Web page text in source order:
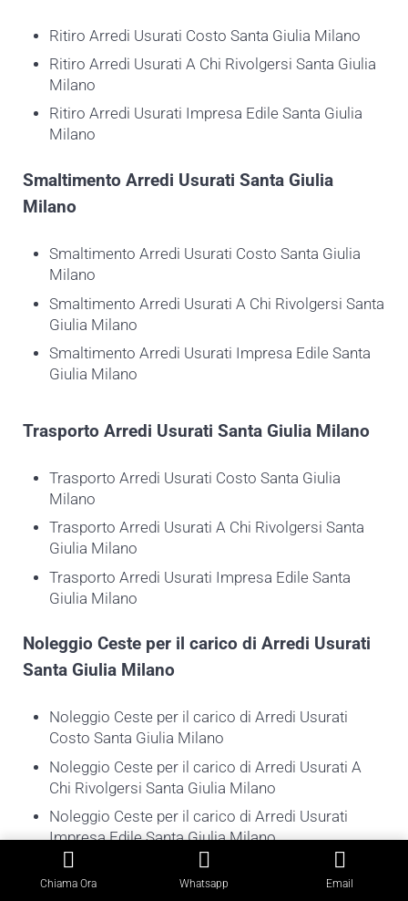
Ritiro Arredi Usurati Costo Santa Giulia Milano
Ritiro Arredi Usurati A Chi Rivolgersi Santa Giulia
Milano
Ritiro Arredi Usurati Impresa Edile Santa Giulia
Milano
Smaltimento Arredi Usurati Santa Giulia
Milano
Smaltimento Arredi Usurati Costo Santa Giulia
Milano
Smaltimento Arredi Usurati A Chi Rivolgersi Santa
Giulia Milano
Smaltimento Arredi Usurati Impresa Edile Santa
Giulia Milano
Trasporto Arredi Usurati Santa Giulia Milano
Trasporto Arredi Usurati Costo Santa Giulia
Milano
Trasporto Arredi Usurati A Chi Rivolgersi Santa
Giulia Milano
Trasporto Arredi Usurati Impresa Edile Santa
Giulia Milano
Noleggio Ceste per il carico di Arredi Usurati
Santa Giulia Milano
Noleggio Ceste per il carico di Arredi Usurati
Costo Santa Giulia Milano
Noleggio Ceste per il carico di Arredi Usurati A
Chi Rivolgersi Santa Giulia Milano
Noleggio Ceste per il carico di Arredi Usurati
Impresa Edile Santa Giulia Milano
SCRIVICI
Chiama Ora Whatsapp Email